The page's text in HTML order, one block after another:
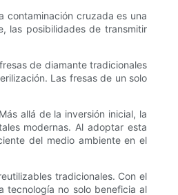
contaminación cruzada es una
las posibilidades de transmitir
de diamante tradicionales
Las fresas de un solo
allá de la inversión inicial, la
modernas. Al adoptar esta
del medio ambiente en el
tradicionales. Con el
tecnología no solo beneficia al